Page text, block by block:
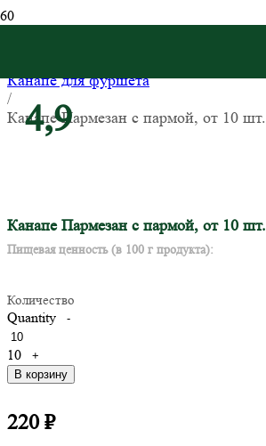
Канапе для фуршета
/
Канапе Пармезан с пармой, от 10 шт.
Канапе Пармезан с пармой, от 10 шт.
Пищевая ценность (в 100 г продукта):
Количество
Quantity -
10
+
В корзину
220₽
4,9